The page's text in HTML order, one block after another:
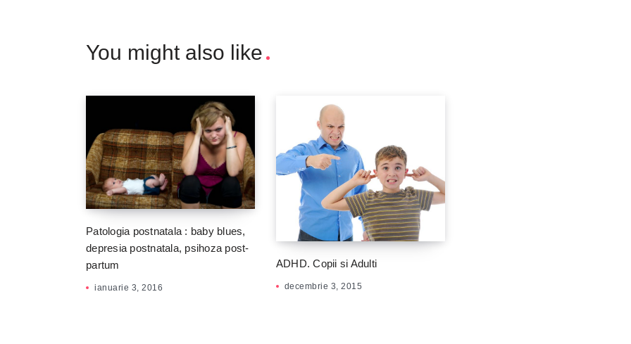
You might also like
Patologia postnatala : baby blues,
depresia postnatala, psihoza post-
partum
ianuarie 3, 2016
ADHD. Copii si Adulti
decembrie 3, 2015